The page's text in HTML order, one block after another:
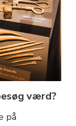
værd?
på